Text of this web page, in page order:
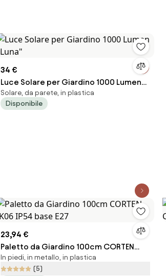
34 €
Luce Solare per Giardino 1000 Lumen
"Luna"
Solare, da parete, in plastica
Disponibile
23,94 €
Paletto da Giardino 100cm CORTEN
IK06 IP54 base E27
In piedi, in metallo, in plastica
(5)